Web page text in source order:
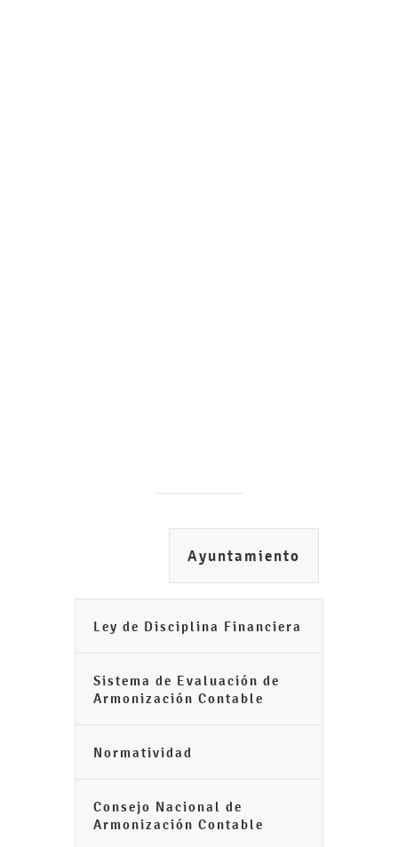
Ayuntamiento
Ley de Disciplina Financiera
Sistema de Evaluación de
Armonización Contable
Normatividad
Consejo Nacional de
Armonización Contable